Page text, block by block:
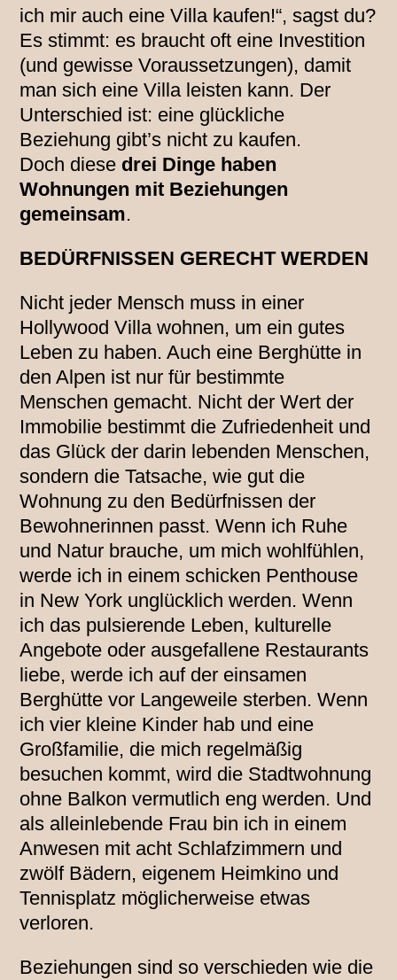
ich mir auch eine Villa kaufen!“, sagst du?
Es stimmt: es braucht oft eine Investition
(und gewisse Voraussetzungen), damit
man sich eine Villa leisten kann. Der
Unterschied ist: eine glückliche
Beziehung gibt’s nicht zu kaufen.
Doch diese drei Dinge haben
Wohnungen mit Beziehungen
gemeinsam.
BEDÜRFNISSEN GERECHT WERDEN
Nicht jeder Mensch muss in einer
Hollywood Villa wohnen, um ein gutes
Leben zu haben. Auch eine Berghütte in
den Alpen ist nur für bestimmte
Menschen gemacht. Nicht der Wert der
Immobilie bestimmt die Zufriedenheit und
das Glück der darin lebenden Menschen,
sondern die Tatsache, wie gut die
Wohnung zu den Bedürfnissen der
Bewohnerinnen passt. Wenn ich Ruhe
und Natur brauche, um mich wohlfühlen,
werde ich in einem schicken Penthouse
in New York unglücklich werden. Wenn
ich das pulsierende Leben, kulturelle
Angebote oder ausgefallene Restaurants
liebe, werde ich auf der einsamen
Berghütte vor Langeweile sterben. Wenn
ich vier kleine Kinder hab und eine
Großfamilie, die mich regelmäßig
besuchen kommt, wird die Stadtwohnung
ohne Balkon vermutlich eng werden. Und
als alleinlebende Frau bin ich in einem
Anwesen mit acht Schlafzimmern und
zwölf Bädern, eigenem Heimkino und
Tennisplatz möglicherweise etwas
verloren.
Beziehungen sind so verschieden wie die